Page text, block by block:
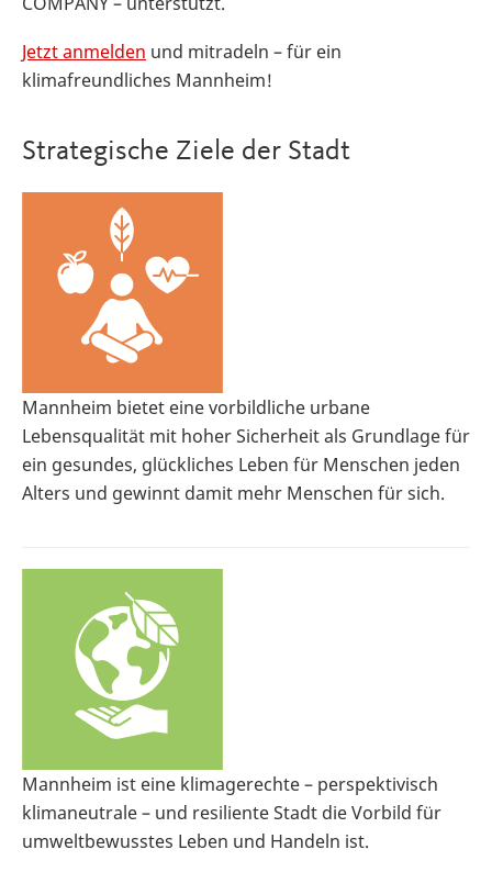
Jetzt anmelden und mitradeln – für ein
klimafreundliches Mannheim!
Strategische Ziele der Stadt
Mannheim bietet eine vorbildliche urbane
Lebensqualität mit hoher Sicherheit als Grundlage für
ein gesundes, glückliches Leben für Menschen jeden
Alters und gewinnt damit mehr Menschen für sich.
Mannheim ist eine klimagerechte – perspektivisch
klimaneutrale – und resiliente Stadt die Vorbild für
umweltbewusstes Leben und Handeln ist.